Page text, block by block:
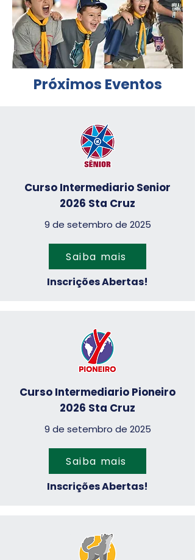
Próximos Eventos
Curso Intermediario Senior
2026 Sta Cruz
9 de setembro de 2025
Saiba mais
Inscrições Abertas!
Curso Intermediario Pioneiro
2026 Sta Cruz
9 de setembro de 2025
Saiba mais
Inscrições Abertas!